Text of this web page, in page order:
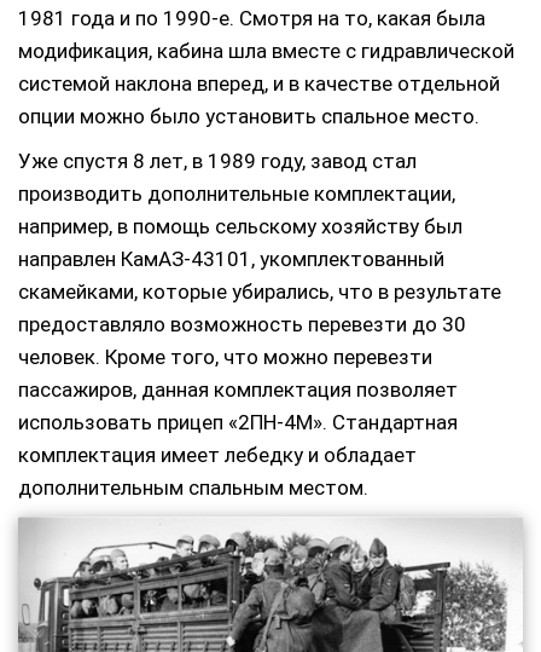
1981 года и по 1990-е. Смотря на то, какая была
модификация, кабина шла вместе с гидравлической
системой наклона вперед, и в качестве отдельной
опции можно было установить спальное место.
Уже спустя 8 лет, в 1989 году, завод стал
производить дополнительные комплектации,
например, в помощь сельскому хозяйству был
направлен КамАЗ-43101, укомплектованный
скамейками, которые убирались, что в результате
предоставляло возможность перевезти до 30
человек. Кроме того, что можно перевезти
пассажиров, данная комплектация позволяет
использовать прицеп «2ПН-4М». Стандартная
комплектация имеет лебедку и обладает
дополнительным спальным местом.